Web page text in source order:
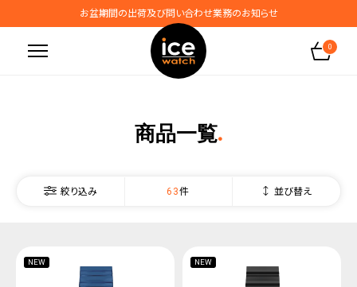
お盆期間の出荷及び問い合わせ業務のお知らせ
地震の影響によるお届けに関するお知らせ
無料ギフトラッピングサービス受付中
0
商品一覧
並び替え
63
絞り込み
NEW NEW